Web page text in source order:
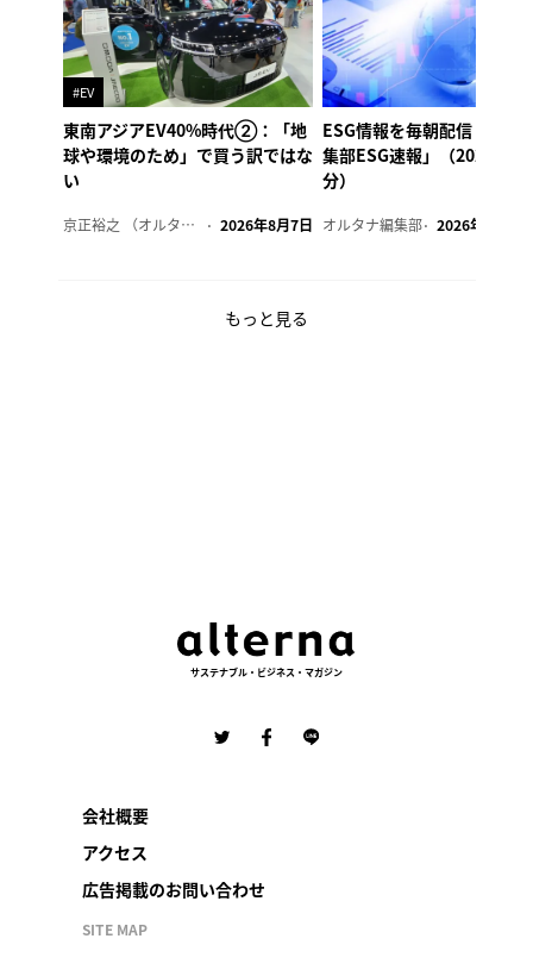
#EV
東南アジアEV40%時代②：「地
球や環境のため」で買う訳ではな
い
京正裕之 （オルタナ副編集長） 2026年8月7日
ESG情報を毎朝配信「オル
集部ESG速報」（2026年8
分）
オルタナ編集部 2026年8月7日
もっと見る
サステナブル・ビジネス・マガジン
会社概要
アクセス
広告掲載のお問い合わせ
SITE MAP